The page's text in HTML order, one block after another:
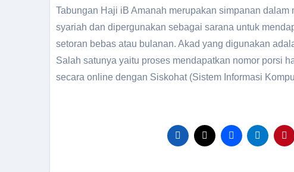
Tabungan Haji iB Amanah merupakan simpanan
syariah dan dipergunakan sebagai sarana untuk
setoran bebas atau bulanan. Akad yang digunakan
Salah satunya yaitu proses mendapatkan nomor porsi
secara online dengan Siskohat (Sistem Informasi